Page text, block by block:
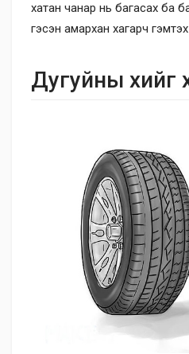
хатан чанар нь багасах ба
гэсэн амархан хагарч
Дугуйны хийг